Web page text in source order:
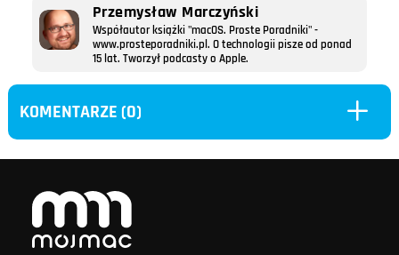
Przemysław Marczyński
Współautor książki "macOS. Proste Poradniki" -
www.prosteporadniki.pl. O technologii pisze od ponad
15 lat. Tworzył podcasty o Apple.
KOMENTARZE (0) L